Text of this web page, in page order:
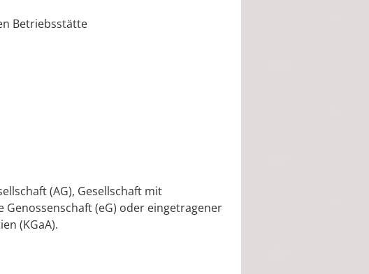
Betriebsstätte
(AG), Gesellschaft mit
(eG) oder eingetragener
(KGaA).